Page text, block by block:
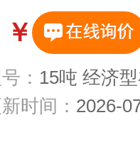
￥
： 15吨 经济
时间： 2026-